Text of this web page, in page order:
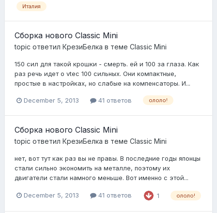
Италия
Сборка нового Classic Mini
topic ответил КрезиБелка в теме Classic Mini
150 сил для такой крошки - смерть. ей и 100 за глаза. Как
раз речь идет о vtec 100 сильных. Они компактные,
простые в настройках, но слабые на компенсаторы. И...
December 5, 2013 41 ответов ололо!
Сборка нового Classic Mini
topic ответил КрезиБелка в теме Classic Mini
нет, вот тут как раз вы не правы. В последние годы японцы
стали сильно экономить на металле, поэтому их
двигатели стали намного меньше. Вот именно с этой...
December 5, 2013 41 ответов 1 ололо!